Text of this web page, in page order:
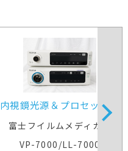
内視鏡光源＆プロセッサー
装置
富士フイルムメディカル
VP-7000/LL-7000